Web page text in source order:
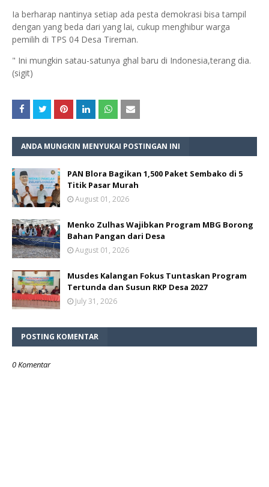
Ia berharap nantinya setiap ada pesta demokrasi bisa tampil
dengan yang beda dari yang lai, cukup menghibur warga
pemilih di TPS 04 Desa Tireman.
" Ini mungkin satau-satunya ghal baru di Indonesia,terang dia.
(sigit)
ANDA MUNGKIN MENYUKAI POSTINGAN INI
PAN Blora Bagikan 1,500 Paket Sembako di 5
Titik Pasar Murah
August 01, 2026
Menko Zulhas Wajibkan Program MBG Borong
Bahan Pangan dari Desa
August 01, 2026
Musdes Kalangan Fokus Tuntaskan Program
Tertunda dan Susun RKP Desa 2027
July 31, 2026
POSTING KOMENTAR
0 Komentar